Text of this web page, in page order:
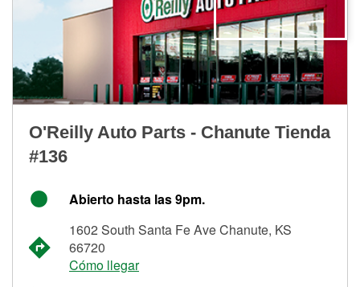
O'Reilly Auto Parts - Chanute Tienda
#136
Abierto hasta las 9pm.
1602 South Santa Fe Ave Chanute, KS
66720
Cómo llegar